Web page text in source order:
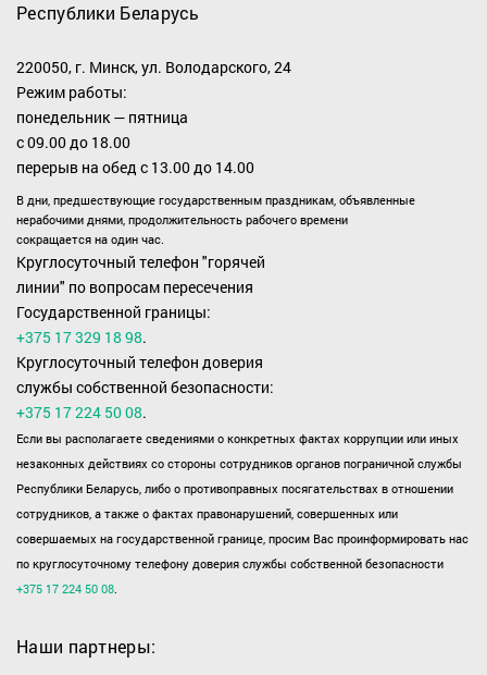
Республики Беларусь
220050, г. Минск, ул. Володарского, 24
Режим работы:
понедельник — пятница
с 09.00 до 18.00
перерыв на обед с 13.00 до 14.00
В дни, предшествующие государственным праздникам, объявленные
нерабочими днями, продолжительность рабочего времени
сокращается на один час.
Круглосуточный телефон "горячей
линии" по вопросам пересечения
Государственной границы:
+375 17 329 18 98.
Круглосуточный телефон доверия
службы собственной безопасности:
+375 17 224 50 08.
Если вы располагаете сведениями о конкретных фактах коррупции или иных
незаконных действиях со стороны сотрудников органов пограничной службы
Республики Беларусь, либо о противоправных посягательствах в отношении
сотрудников, а также о фактах правонарушений, совершенных или
совершаемых на государственной границе, просим Вас проинформировать нас
по круглосуточному телефону доверия службы собственной безопасности
+375 17 224 50 08.
Наши партнеры: